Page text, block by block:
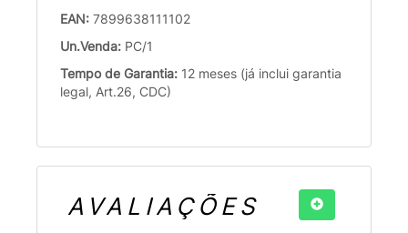
EAN: 7899638111102
Un.Venda: PC/1
Tempo de Garantia: 12 meses (já inclui garantia
legal, Art.26, CDC)
AVALIAÇÕES